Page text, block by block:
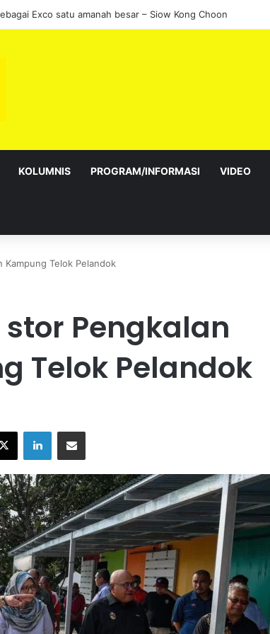
Exco satu amanah besar – Siow Kong Choon
KOLUMNIS PROGRAM/INFORMASI VIDEO
Kampung Telok Pelandok
Pengkalan
Telok Pelandok